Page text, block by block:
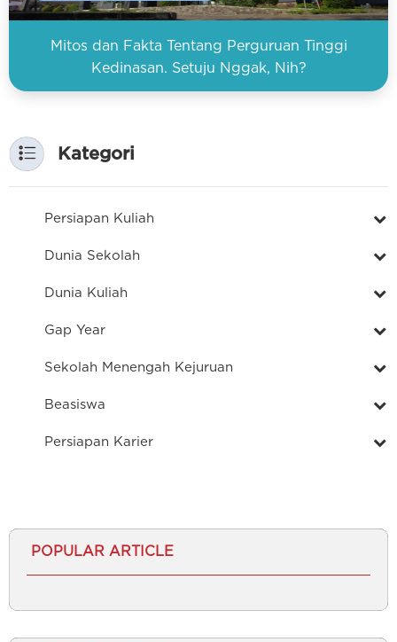
Mitos dan Fakta Tentang Perguruan Tinggi
Kedinasan. Setuju Nggak, Nih?
Kategori
Persiapan Kuliah
Dunia Sekolah
Dunia Kuliah
Gap Year
Sekolah Menengah Kejuruan
Beasiswa
Persiapan Karier
POPULAR ARTICLE